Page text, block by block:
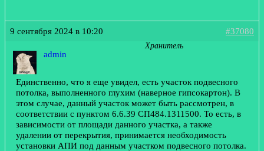
9 сентября 2024 в 10:20 #37080
admin
Хранитель
Единственно, что я еще увидел, есть участок подвесного
потолка, выполненного глухим (наверное гипсокартон). В
этом случае, данный участок может быть рассмотрен, в
соответствии с пунктом 6.6.39 СП484.1311500. То есть, в
зависимости от площади данного участка, а также
удалении от перекрытия, принимается необходимость
установки АПИ под данным участком подвесного потолка.